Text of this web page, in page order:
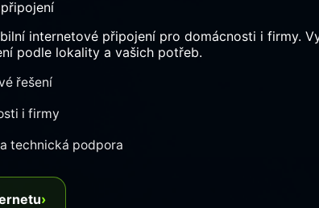
internetové připojení pro domácnosti i firmy.
podle lokality a vašich potřeb.
řešení
i firmy
technická podpora
›